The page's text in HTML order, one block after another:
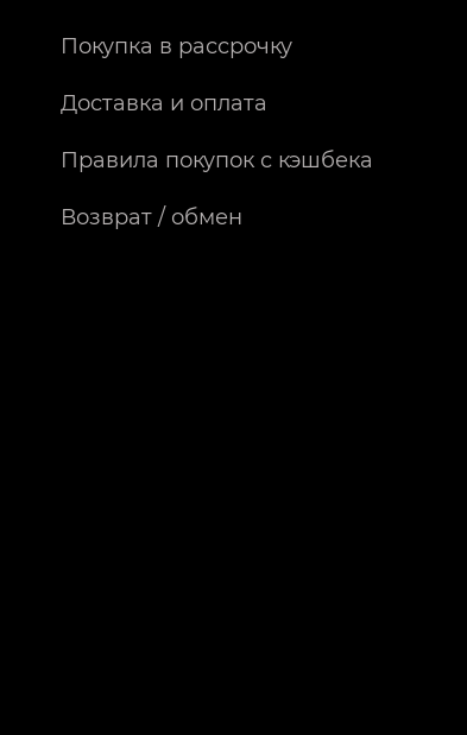
Покупка в рассрочку
Доставка и оплата
Правила покупок с кэшбека
Возврат / обмен